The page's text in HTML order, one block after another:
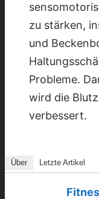
zu stärken,
und
Probleme.
wird die
verbessert.
Über Letzte Artikel